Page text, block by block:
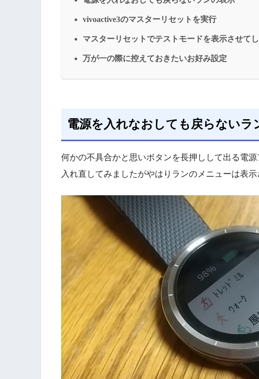
vivoactive3のマスターリセットを実行
マスターリセットでテストモードを表示させて
万が一の際に控えておきたいお好み設定
電源を入れなおしても戻らないラ
何かの不具合かと思いボタンを長押しして出る電
入れ直してみましたがやはりランのメニューは表示